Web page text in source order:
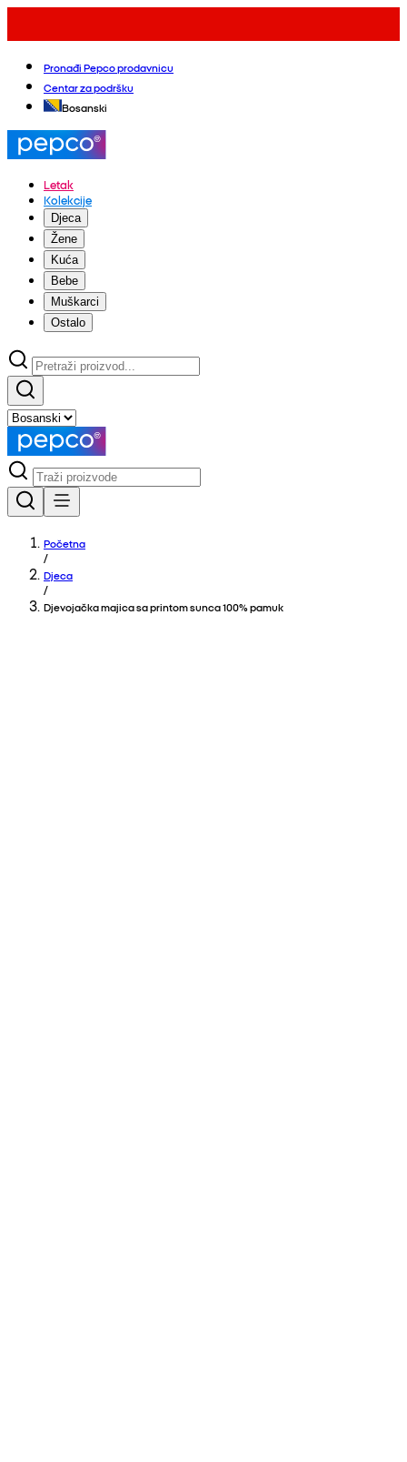
Pronađi Pepco prodavnicu
Centar za podršku
Bosanski
Letak
Kolekcije
Djeca
Žene
Kuća
Bebe
Muškarci
Ostalo
Početna
/
Djeca
/
Djevojačka majica sa printom sunca 100% pamuk